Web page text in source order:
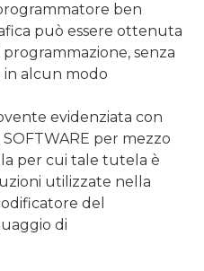
ben
può essere ottenuta
senza
in alcun modo
evidenziata con
per mezzo
per cui tale tutela è
utilizzate nella
del
di